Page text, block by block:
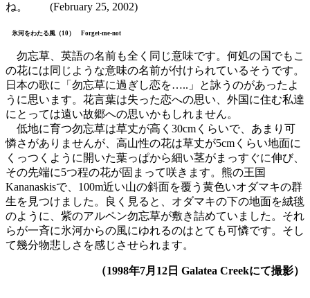
ね。 (February 25, 2002)
氷河をわたる風（10） Forget-me-not
勿忘草、英語の名前も全く同じ意味です。何処の国でもこ
の花には同じような意味の名前が付けられているそうです。
日本の歌に「勿忘草に過ぎし恋を…..」と詠うのがあったよ
うに思います。花言葉は失った恋への思い、外国に住む私達
にとっては遠い故郷への思いかもしれません。
低地に育つ勿忘草は草丈が高く30cmくらいで、あまり可
憐さがありませんが、高山性の花は草丈が5cmくらい地面に
くっつくように開いた葉っぱから細い茎がまっすぐに伸び、
その先端に5つ程の花が固まって咲きます。熊の王国
Kananaskisで、100m近い山の斜面を覆う黄色いオダマキの群
生を見つけました。良く見ると、オダマキの下の地面を絨毯
のように、紫のアルペン勿忘草が敷き詰めていました。それ
らが一斉に氷河からの風にゆれるのはとても可憐です。そし
て幾分物悲しさを感じさせられます。
（1998年7月12日 Galatea Creekにて撮影）